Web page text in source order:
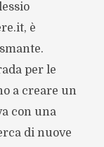
è
per le
a creare un
con una
di nuove